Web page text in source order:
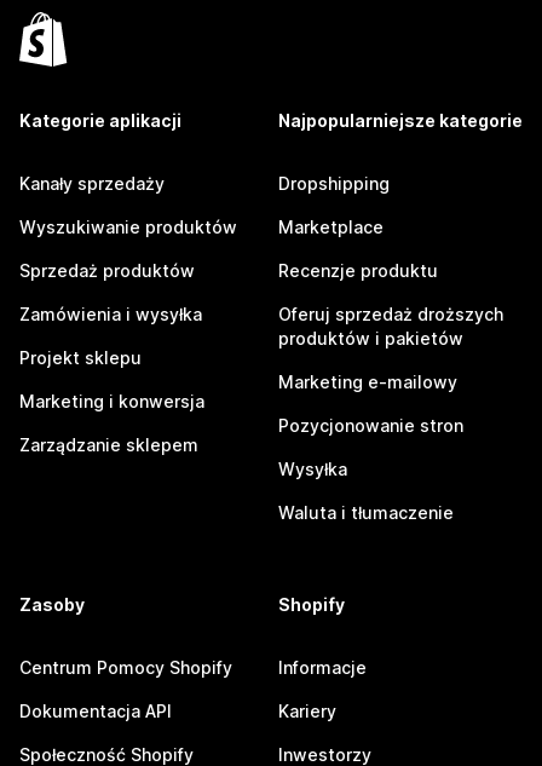
Kategorie aplikacji
Kanały sprzedaży
Wyszukiwanie produktów
Sprzedaż produktów
Zamówienia i wysyłka
Projekt sklepu
Marketing i konwersja
Zarządzanie sklepem
Najpopularniejsze kategorie
Dropshipping
Marketplace
Recenzje produktu
Oferuj sprzedaż droższych
produktów i pakietów
Marketing e-mailowy
Pozycjonowanie stron
Wysyłka
Waluta i tłumaczenie
Zasoby
Centrum Pomocy Shopify
Dokumentacja API
Społeczność Shopify
Shopify
Informacje
Kariery
Inwestorzy